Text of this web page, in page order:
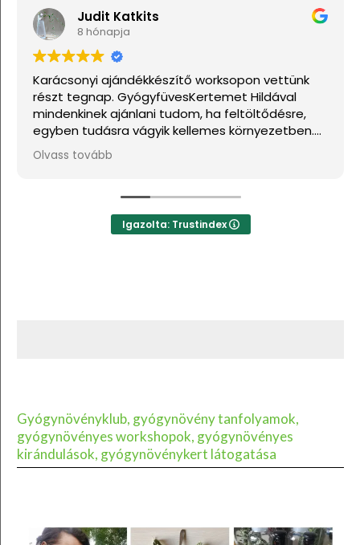
Judit Katkits
8 hónapja
Karácsonyi ajándékkészítő worksopon vettünk
részt tegnap. GyógyfüvesKertemet Hildával
mindenkinek ajánlani tudom, ha feltöltődésre,
egyben tudásra vágyik kellemes környezetben.
Ha lehetne sokkal több csillagot adni, akkor azt
mind adnám.
Olvass tovább
Igazolta: Trustindex
Gyógynövényklub, gyógynövény tanfolyamok,
gyógynövényes workshopok, gyógynövényes
kirándulások, gyógynövénykert látogatása